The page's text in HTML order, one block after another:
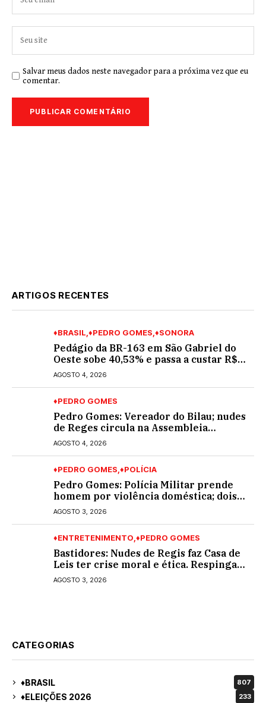
Salvar meus dados neste navegador para a próxima vez que eu
comentar.
ARTIGOS RECENTES
♦BRASIL ♦PEDRO GOMES ♦SONORA
Pedágio da BR-163 em São Gabriel do
Oeste sobe 40,53% e passa a custar R$
10,70 a partir desta quarta-feira
AGOSTO 4, 2026
♦PEDRO GOMES
Pedro Gomes: Vereador do Bilau; nudes
de Reges circula na Assembleia
Legislativa de MS e também na
governadoria
AGOSTO 4, 2026
♦PEDRO GOMES ♦POLÍCIA
Pedro Gomes: Polícia Militar prende
homem por violência doméstica; dois
socos na cara dela
AGOSTO 3, 2026
♦ENTRETENIMENTO ♦PEDRO GOMES
Bastidores: Nudes de Regis faz Casa de
Leis ter crise moral e ética. Respinga
em todos os vereadores e decredibiliza
vereança
AGOSTO 3, 2026
CATEGORIAS
♦BRASIL 807
♦ELEIÇÕES 2026 233